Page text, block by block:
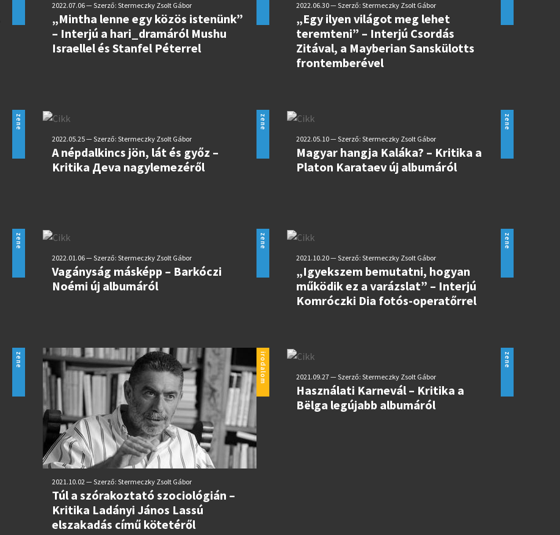
2022.07.06 — Szerző: Stermeczky Zsolt Gábor
„Mintha lenne egy közös istenünk”
– Interjú a hari_dramáról Mushu
Israellel és Stanfel Péterrel
2022.06.30 — Szerző: Stermeczky Zsolt Gábor
„Egy ilyen világot meg lehet
teremteni” – Interjú Csordás
Zitával, a Mayberian Sanskülotts
frontemberével
zene zene
2022.05.25 — Szerző: Stermeczky Zsolt Gábor
A népdalkincs jön, lát és győz –
Kritika Дeva nagylemezéről
zene
2022.05.10 — Szerző: Stermeczky Zsolt Gábor
Magyar hangja Kaláka? – Kritika a
Platon Karataev új albumáról
zene zene
2022.01.06 — Szerző: Stermeczky Zsolt Gábor
Vagányság másképp – Barkóczi
Noémi új albumáról
zene
2021.10.20 — Szerző: Stermeczky Zsolt Gábor
„Igyekszem bemutatni, hogyan
működik ez a varázslat” – Interjú
Komróczki Dia fotós-operatőrrel
zene irodalom
2021.10.02 — Szerző: Stermeczky Zsolt Gábor
Túl a szórakoztató szociológián –
Kritika Ladányi János Lassú
elszakadás című kötetéről
zene
2021.09.27 — Szerző: Stermeczky Zsolt Gábor
Használati Karnevál – Kritika a
Bëlga legújabb albumáról